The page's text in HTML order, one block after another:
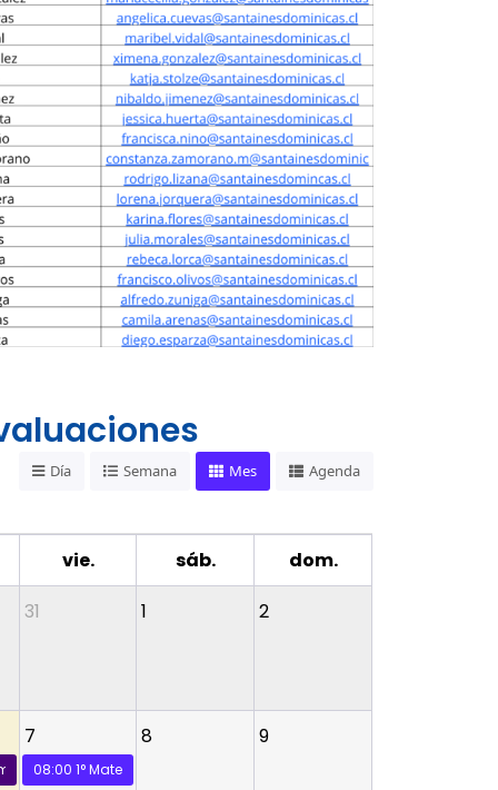
Día Semana Mes Agenda
vie. sáb.
dom.
31
1 2
7
08:00 1° Matemáticas
8 9